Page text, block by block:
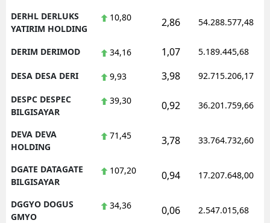
DERHL DERLUKS
YATIRIM HOLDING
10,80 2,86 54.288.577,48
DERIM DERIMOD 34,16 1,07 5.189.445,68
DESA DESA DERI 9,93 3,98 92.715.206,17
DESPC DESPEC
BILGISAYAR
39,30 0,92 36.201.759,66
DEVA DEVA
HOLDING
71,45 3,78 33.764.732,60
DGATE DATAGATE
BILGISAYAR
107,20 0,94 17.207.648,00
DGGYO DOGUS
GMYO
34,36 0,06 2.547.015,68